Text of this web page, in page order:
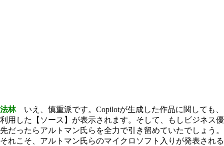
法林いえ、慎重派です。Copilotが生成した作品に関しても、
利用した【ソース】が表示されます。そして、もしビジネス優
先だったらアルトマン氏らを全力で引き留めていたでしょう。
それこそ、アルトマン氏らのマイクロソフト入りが発表される